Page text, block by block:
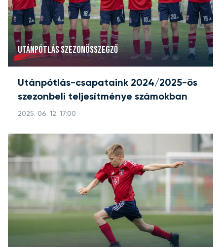
UTÁNPÓTLÁS SZEZONÖSSZEGZŐ
Utánpótlás-csapataink 2024/2025-ös
szezonbeli teljesítménye számokban
2025. 06. 12. 17:00